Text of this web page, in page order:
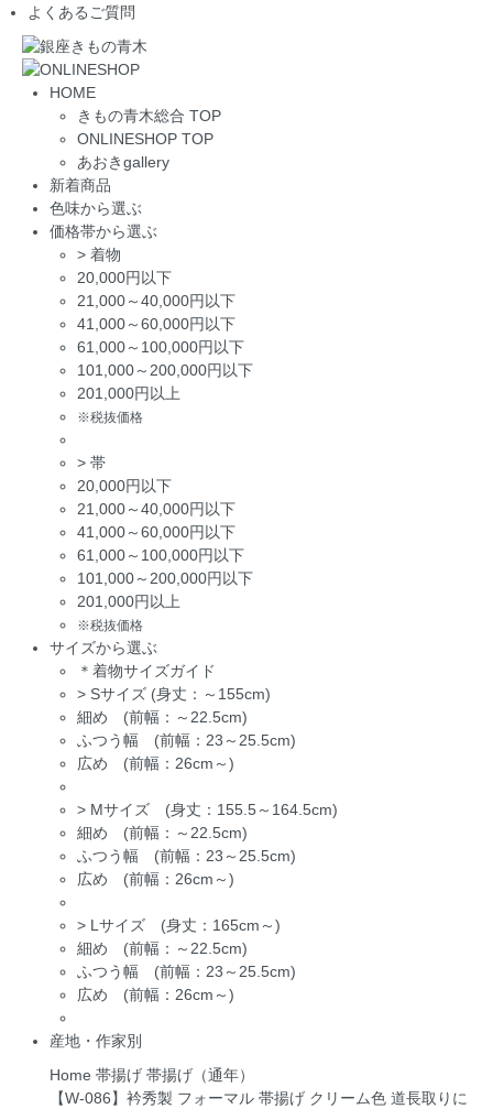
よくあるご質問
HOME
きもの青木総合 TOP
ONLINESHOP TOP
あおきgallery
新着商品
色味から選ぶ
価格帯から選ぶ
> 着物
20,000円以下
21,000～40,000円以下
41,000～60,000円以下
61,000～100,000円以下
101,000～200,000円以下
201,000円以上
※税抜価格
> 帯
20,000円以下
21,000～40,000円以下
41,000～60,000円以下
61,000～100,000円以下
101,000～200,000円以下
201,000円以上
※税抜価格
サイズから選ぶ
＊着物サイズガイド
> Sサイズ (身丈：～155cm)
細め (前幅：～22.5cm)
ふつう幅 (前幅：23～25.5cm)
広め (前幅：26cm～)
> Mサイズ (身丈：155.5～164.5cm)
細め (前幅：～22.5cm)
ふつう幅 (前幅：23～25.5cm)
広め (前幅：26cm～)
> Lサイズ (身丈：165cm～)
細め (前幅：～22.5cm)
ふつう幅 (前幅：23～25.5cm)
広め (前幅：26cm～)
産地・作家別
Home 帯揚げ 帯揚げ（通年）
【W-086】衿秀製 フォーマル 帯揚げ クリーム色 道長取りに